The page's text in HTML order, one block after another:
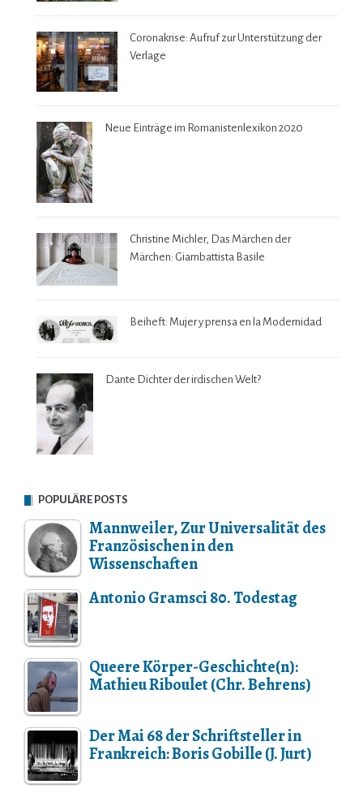
Coronakrise: Aufruf zur Unterstützung der
Verlage
Neue Einträge im Romanistenlexikon 2020
Christine Michler, Das Märchen der
Märchen: Giambattista Basile
Beiheft: Mujer y prensa en la Modernidad
Dante Dichter der irdischen Welt?
POPULÄRE POSTS
Mannweiler, Zur Universalität des
Französischen in den
Wissenschaften
Antonio Gramsci 80. Todestag
Queere Körper-Geschichte(n):
Mathieu Riboulet (Chr. Behrens)
Der Mai 68 der Schriftsteller in
Frankreich: Boris Gobille (J. Jurt)